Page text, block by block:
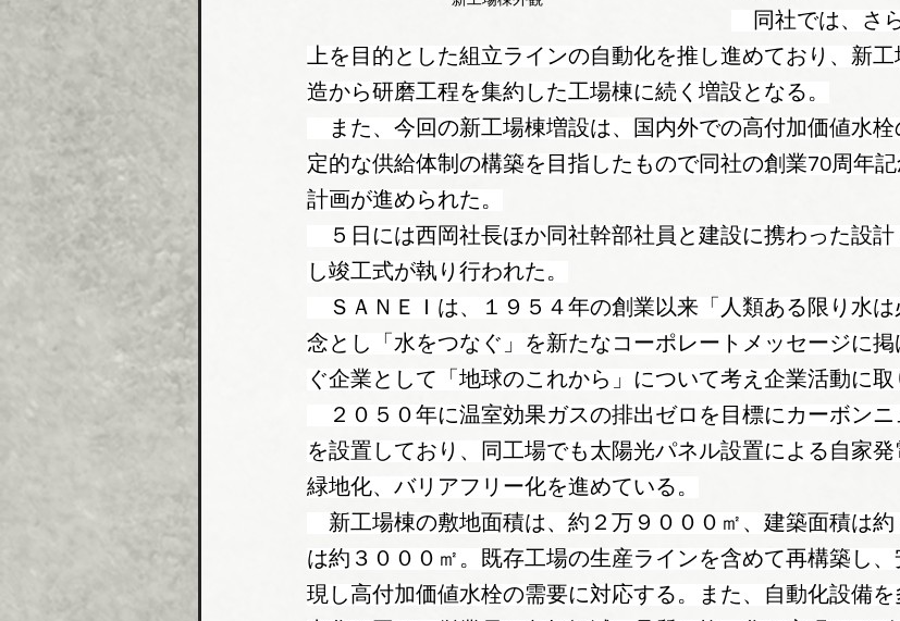
同社では、さ
上を目的とした組立ラインの自動化を推し進めており、新
造から研磨工程を集約した工場棟に続く増設となる。
また、今回の新工場棟増設は、国内外での高付加価値水栓
定的な供給体制の構築を目指したもので同社の創業70周年
計画が進められた。
５日には西岡社長ほか同社幹部社員と建設に携わった設計
し竣工式が執り行われた。
ＳＡＮＥＩは、１９５４年の創業以来「人類ある限り水は
念とし「水をつなぐ」を新たなコーポレートメッセージに
ぐ企業として「地球のこれから」について考え企業活動に取
２０５０年に温室効果ガスの排出ゼロを目標にカーボンニ
を設置しており、同工場でも太陽光パネル設置による自家
緑地化、バリアフリー化を進めている。
新工場棟の敷地面積は、約２万９０００㎡、建築面積は
は約３０００㎡。既存工場の生産ラインを含めて再構築し
現し高付加価値水栓の需要に対応する。また、自動化設備